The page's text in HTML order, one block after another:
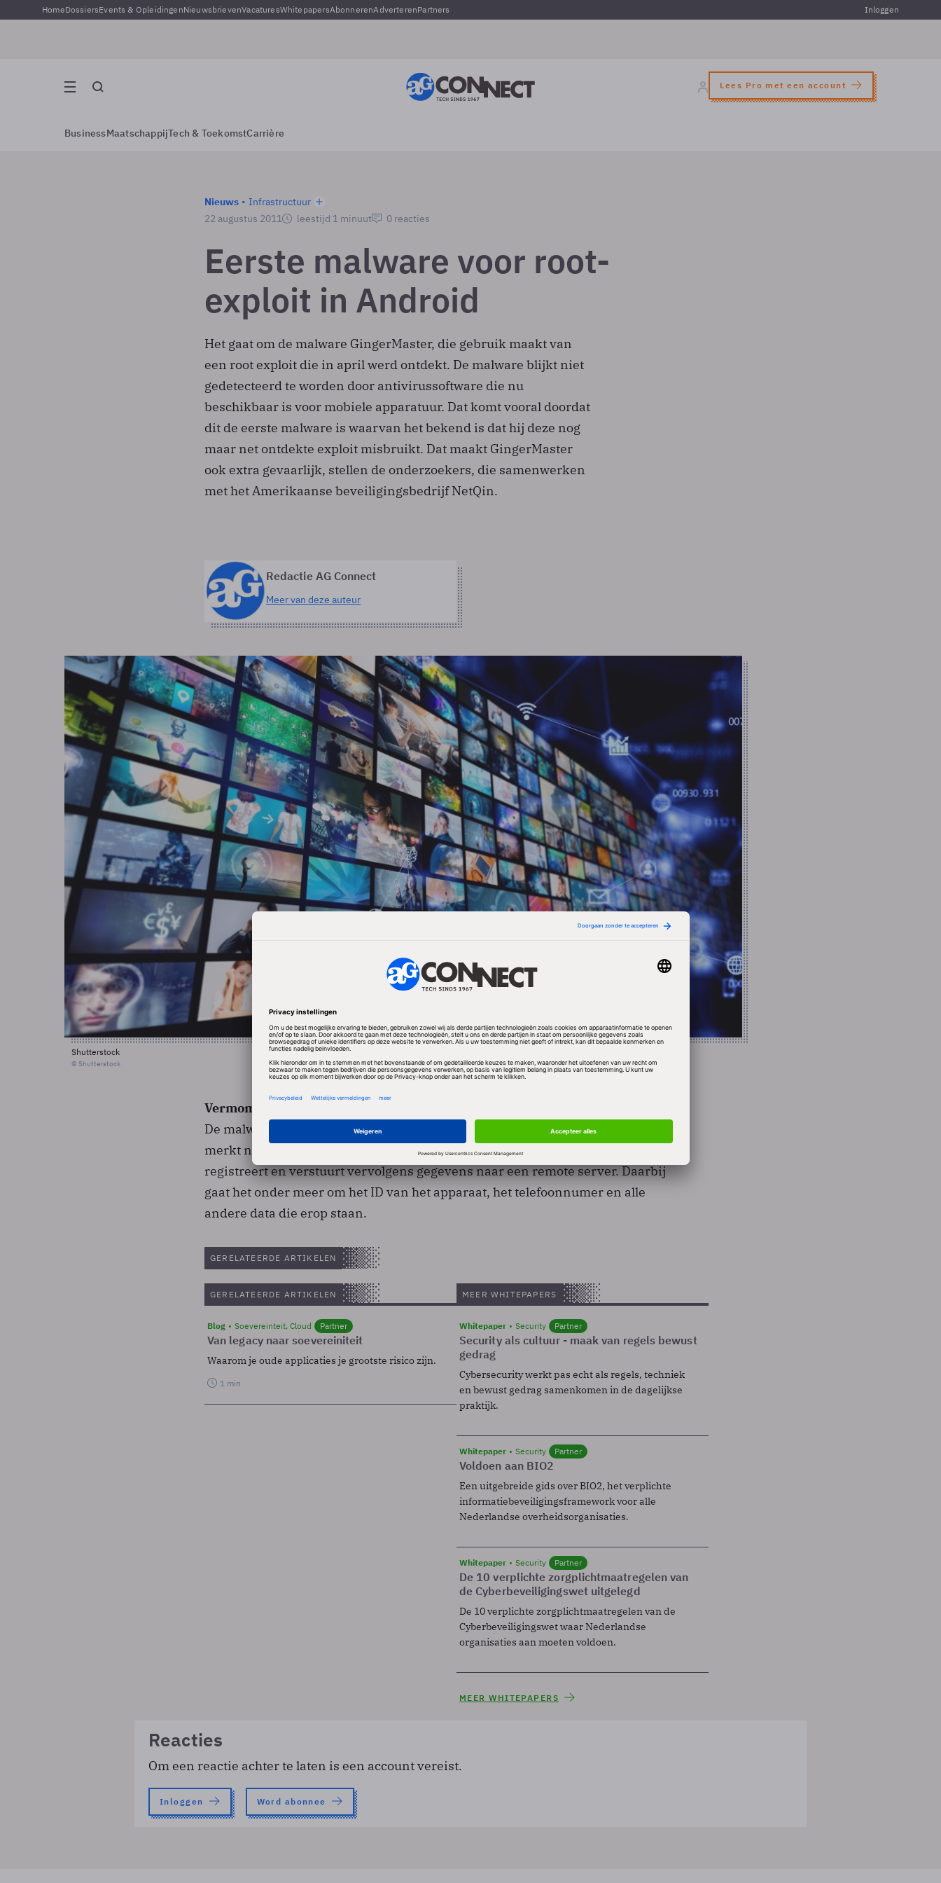
HomeDossiersEvents & OpleidingenNieuwsbrievenVacaturesWhitepapersAbonnerenAdverterenPartners Inloggen
Lees Pro met een account
BusinessMaatschappijTech & ToekomstCarrière
Nieuws
Infrastructuur
22 augustus 2011
leestijd 1 minuut 0 reacties
Eerste malware voor root-
exploit in Android
Het gaat om de malware GingerMaster, die gebruik maakt van
een root exploit die in april werd ontdekt. De malware blijkt niet
gedetecteerd te worden door antivirussoftware die nu
beschikbaar is voor mobiele apparatuur. Dat komt vooral doordat
dit de eerste malware is waarvan het bekend is dat hij deze nog
maar net ontdekte exploit misbruikt. Dat maakt GingerMaster
ook extra gevaarlijk, stellen de onderzoekers, die samenwerken
met het Amerikaanse beveiligingsbedrijf NetQin.
Redactie AG Connect
Meer van deze auteur
Shutterstock
© Shutterstock
Vermomd
De malware is vermomd via herpakkingen in legale apps. De gebruiker
merkt niet dat de malware wordt gedownload en geïnstalleerd. GingerMaster
registreert en verstuurt vervolgens gegevens naar een remote server. Daarbij
gaat het onder meer om het ID van het apparaat, het telefoonnumer en alle
andere data die erop staan.
GERELATEERDE ARTIKELEN
GERELATEERDE ARTIKELEN
Blog Soevereinteit, Cloud Partner
Van legacy naar soevereiniteit
Waarom je oude applicaties je grootste risico zijn.
1 min
MEER WHITEPAPERS
Whitepaper Security Partner
Security als cultuur - maak van regels bewust
gedrag
Cybersecurity werkt pas echt als regels, techniek
en bewust gedrag samenkomen in de dagelijkse
praktijk.
Whitepaper Security Partner
Voldoen aan BIO2
Een uitgebreide gids over BIO2, het verplichte
informatiebeveiligingsframework voor alle
Nederlandse overheidsorganisaties.
Whitepaper Security Partner
De 10 verplichte zorgplichtmaatregelen van
de Cyberbeveiligingswet uitgelegd
De 10 verplichte zorgplichtmaatregelen van de
Cyberbeveiligingswet waar Nederlandse
organisaties aan moeten voldoen.
MEER WHITEPAPERS
Reacties
Om een reactie achter te laten is een account vereist.
Inloggen Word abonnee